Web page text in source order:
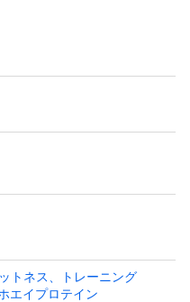
トポストでの発送となり
、あらかじめご了承くだ
トネス、トレーニング
エイプロテイン